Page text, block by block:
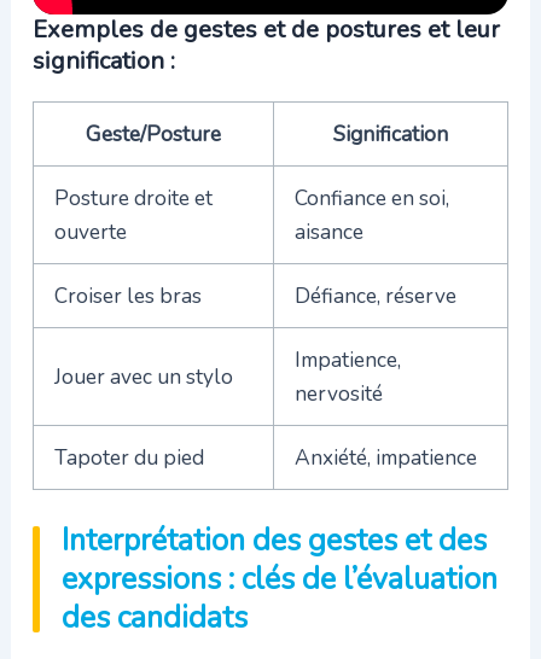
Exemples de gestes et de postures et leur
signification :
Geste/Posture Signification
Posture droite et
ouverte
Confiance en soi,
aisance
Croiser les bras Défiance, réserve
Jouer avec un stylo
Impatience,
nervosité
Tapoter du pied Anxiété, impatience
Interprétation des gestes et des
expressions : clés de l’évaluation
des candidats